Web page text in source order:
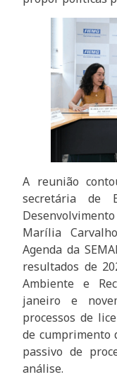
A reunião
secretária de
Marília
Agenda da
resultados de
Ambiente e
janeiro e
processos de
de cumprimento
passivo de
análise.